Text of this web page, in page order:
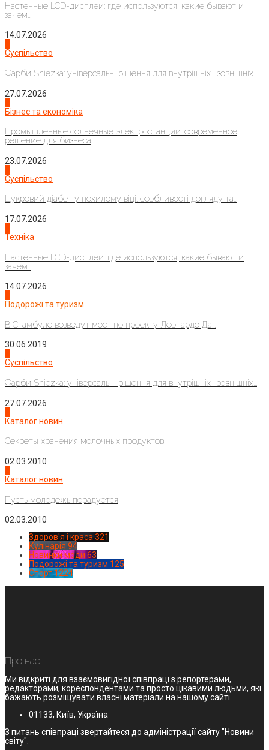
Настенные LCD-дисплеи: где используются, какие бывают и
зачем...
14.07.2026
Суспільство
Фарби Sniezka: універсальні рішення для внутрішніх і зовнішніх...
27.07.2026
Бізнес та економіка
Промышленные солнечные электростанции: современное
решение для бизнеса
23.07.2026
Суспільство
Цукровий діабет у похилому віці: особливості догляду та...
17.07.2026
Техніка
Настенные LCD-дисплеи: где используются, какие бывают и
зачем...
14.07.2026
Подорожі та туризм
В Стамбуле возведут мост по проекту Леонардо Да...
30.06.2019
Суспільство
Фарби Sniezka: універсальні рішення для внутрішніх і зовнішніх...
27.07.2026
Каталог новин
Секреты хранения молочных продуктов
02.03.2010
Каталог новин
Пусть молодежь порадуется
02.03.2010
Здоров'я і краса 321
Кулінарія 94
Новинки моди 63
Подорожі та туризм 125
Спорт1224
Про нас
Ми відкриті для взаємовигідної співпраці з репортерами,
редакторами, кореспондентами та просто цікавими людьми, які
бажають розміщувати власні матеріали на нашому сайті.
01133, Київ, Україна
З питань співпраці звертайтеся до адміністрації сайту "Новини
світу".